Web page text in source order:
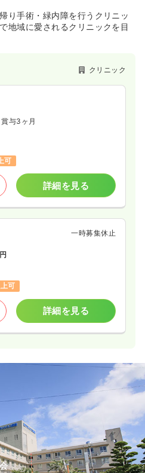
詳細を見る
り手術・緑内障を行うクリニッ
地域に愛されるクリニックを目
クリニック
賞与3ヶ月
可
詳細を見る
一時募集休止
円
可
詳細を見る